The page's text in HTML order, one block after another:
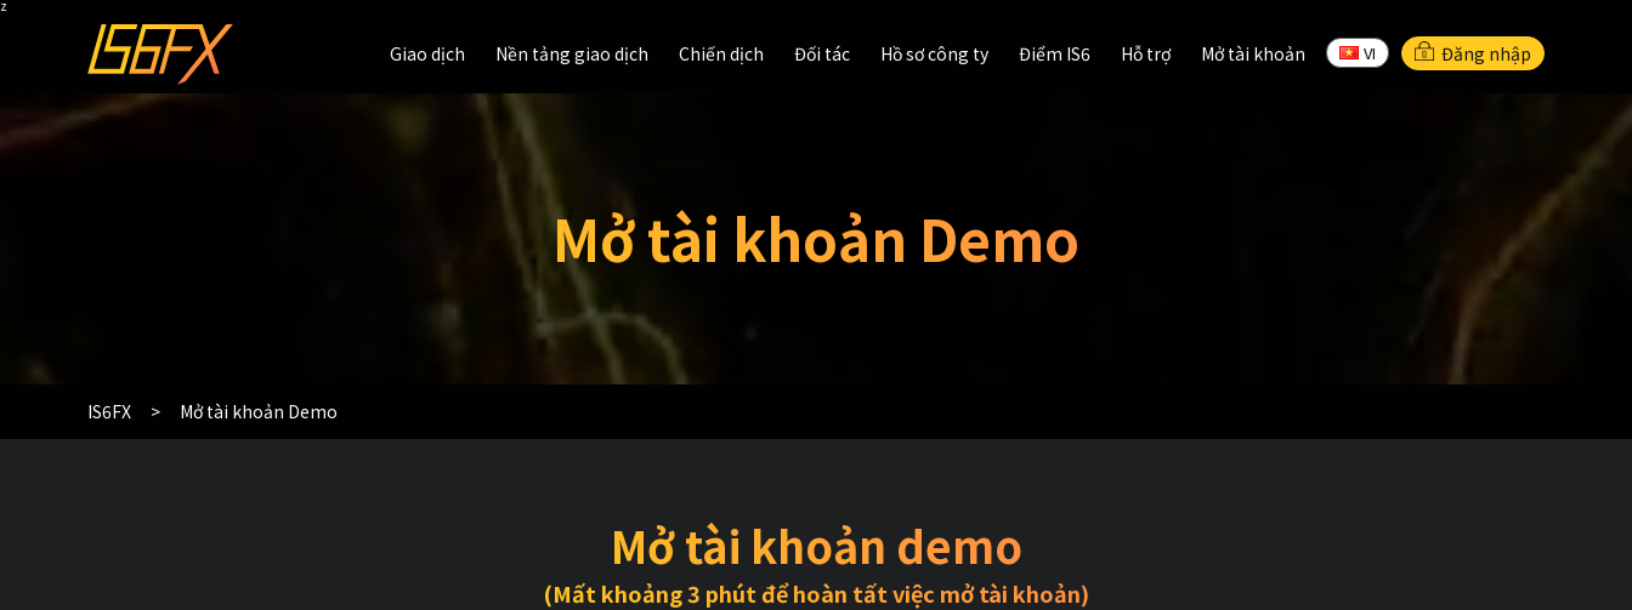
z
Giao dịch Nền tảng giao dịch Chiến dịch Đối tác Hồ sơ công ty Điểm IS6 Hỗ trợ Mở tài khoản VI Đăng nhập
Mở tài khoản Demo
IS6FX Mở tài khoản Demo
Mở tài khoản demo
(Mất khoảng 3 phút để hoàn tất việc mở tài khoản)
Nền tảng giao dịch Chiến dịch Đối tác Hồ sơ công ty Điểm IS6 Hỗ trợ Mở tài khoản VI